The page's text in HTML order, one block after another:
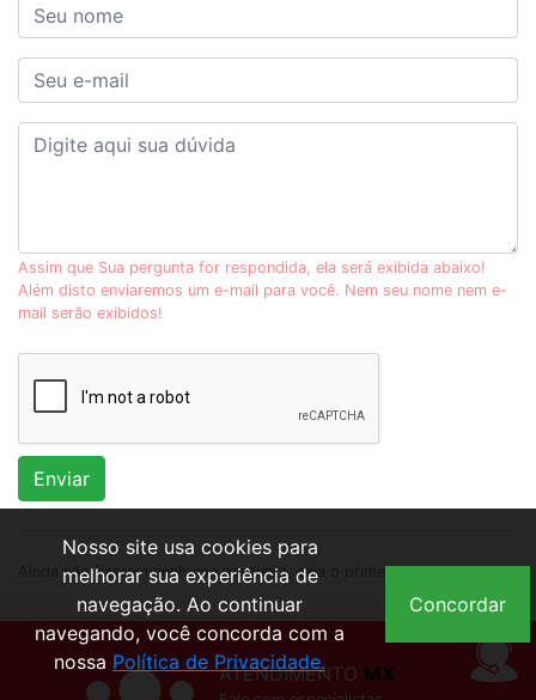
Assim que Sua pergunta for respondida, ela será exibida abaixo!
Além disto enviaremos um e-mail para você. Nem seu nome nem e-
mail serão exibidos!
Enviar
Ainda não fizeram nenhuma pergunta, seja o primeiro.
ATENDIMENTO MX
Nosso site usa cookies para
melhorar sua experiência de
navegação. Ao continuar
navegando, você concorda com a
nossa Política de Privacidade.
Concordar